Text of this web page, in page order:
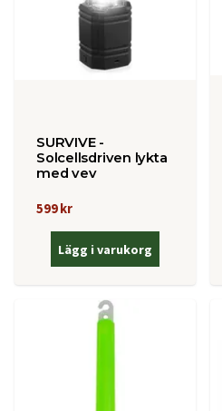
SURVIVE -
Solcellsdriven lykta
med vev
599 kr
Lägg i varukorg